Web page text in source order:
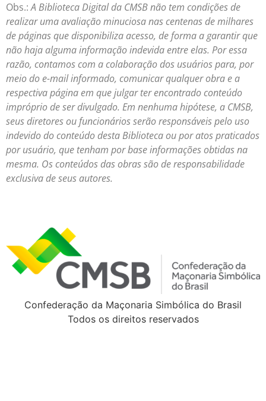
Obs.:A Biblioteca Digital da CMSB não tem condições de
realizar uma avaliação minuciosa nas centenas de milhares
de páginas que disponibiliza acesso, de forma a garantir que
não haja alguma informação indevida entre elas. Por essa
razão, contamos com a colaboração dos usuários para, por
meio do e-mail informado, comunicar qualquer obra e a
respectiva página em que julgar ter encontrado conteúdo
impróprio de ser divulgado. Em nenhuma hipótese, a CMSB,
seus diretores ou funcionários serão responsáveis pelo uso
indevido do conteúdo desta Biblioteca ou por atos praticados
por usuário, que tenham por base informações obtidas na
mesma. Os conteúdos das obras são de responsabilidade
exclusiva de seus autores.
Confederação da Maçonaria Simbólica do Brasil
Todos os direitos reservados